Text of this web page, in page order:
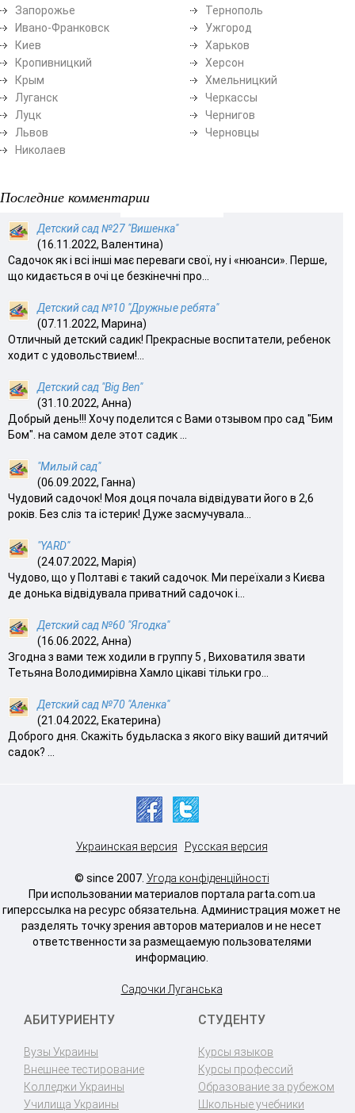
Запорожье
Ивано-Франковск
Киев
Кропивницкий
Крым
Луганск
Луцк
Львов
Николаев
Тернополь
Ужгород
Харьков
Херсон
Хмельницкий
Черкассы
Чернигов
Черновцы
Последние комментарии
Детский сад №27 "Вишенка"
(16.11.2022, Валентина)
Садочок як і всі інші має переваги свої, ну і «нюанси». Перше,
що кидається в очі це безкінечні про...
Детский сад №10 "Дружные ребята"
(07.11.2022, Марина)
Отличный детский садик! Прекрасные воспитатели, ребенок
ходит с удовольствием!...
Детский сад "Big Ben"
(31.10.2022, Анна)
Добрый день!!! Хочу поделится с Вами отзывом про сад "Бим
Бом". на самом деле этот садик ...
"Милый сад"
(06.09.2022, Ганна)
Чудовий садочок! Моя доця почала відвідувати його в 2,6
років. Без сліз та істерик! Дуже засмучувала...
"YARD"
(24.07.2022, Марія)
Чудово, що у Полтаві є такий садочок. Ми переїхали з Києва
де донька відвідувала приватний садочок і...
Детский сад №60 "Ягодка"
(16.06.2022, Анна)
Згодна з вами теж ходили в группу 5 , Виховатиля звати
Тетьяна Володимирівна Хамло цікаві тільки гро...
Детский сад №70 "Аленка"
(21.04.2022, Екатерина)
Доброго дня. Скажіть будьласка з якого віку ваший дитячий
садок? ...
Украинская версия Русская версия
© since 2007. Угода конфіденційності
При использовании материалов портала parta.com.ua
гиперссылка на ресурс обязательна. Администрация может не
разделять точку зрения авторов материалов и не несет
ответственности за размещаемую пользователями
информацию.
Садочки Луганська
АБИТУРИЕНТУ
Вузы Украины
Внешнее тестирование
Колледжи Украины
Училища Украины
СТУДЕНТУ
Курсы языков
Курсы профессий
Образование за рубежом
Школьные учебники